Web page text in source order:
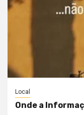
Local
Onde a